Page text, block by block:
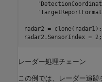
radar2 = clone(radar1);
レーダー処理チェーン
この例では、レーダー追